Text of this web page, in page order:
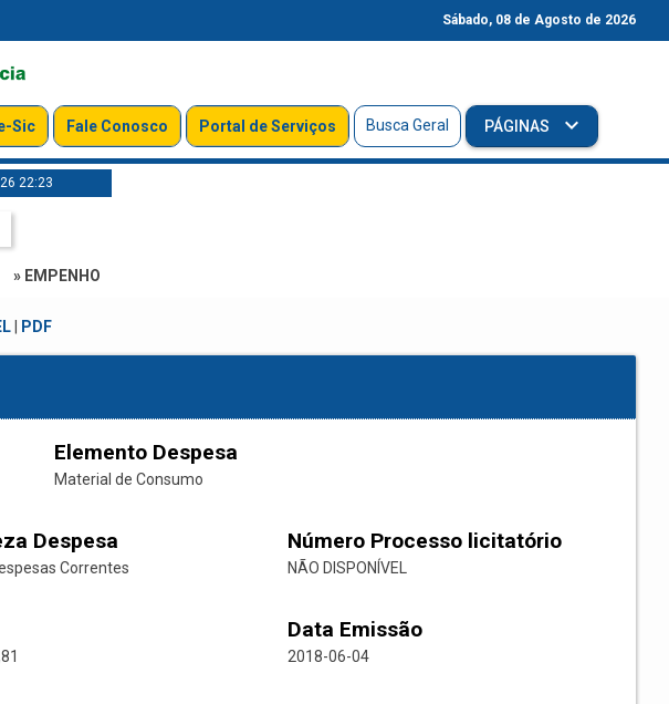
Sábado, 08 de Agosto de 2026
Sic Fale Conosco Portal de Serviços Busca Geral PÁGINAS
22:23
» EMPENHO
| PDF
Elemento Despesa
Material de Consumo
Despesa
Correntes
Número Processo licitatório
NÃO DISPONÍVEL
Data Emissão
2018-06-04